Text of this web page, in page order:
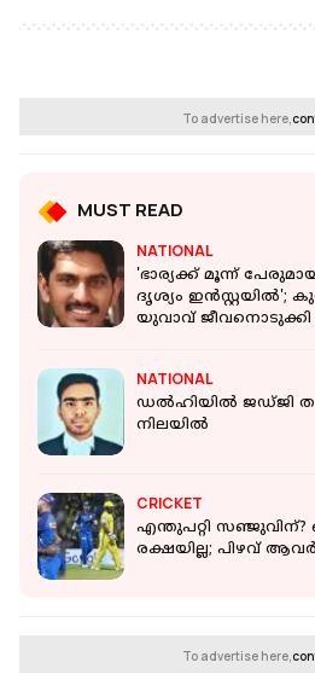
To advertise here,
MUST READ
NATIONAL
'ഭാര്യക്ക് മൂന്ന്
ദൃശ്യം ഇൻസ്റ്റയിൽ';
യുവാവ് ജീവനൊടുക്കി
NATIONAL
ഡൽഹിയിൽ ജഡ്ജി
നിലയിൽ
CRICKET
എന്തുപറ്റി
രക്ഷയില്ല; പിഴവ്
To advertise here,